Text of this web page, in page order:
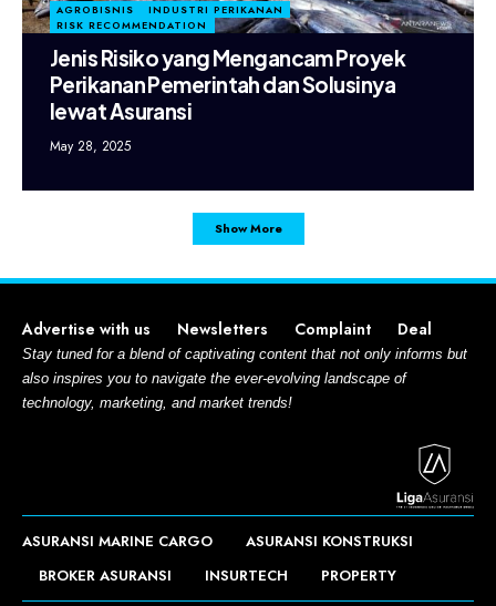
AGROBISNIS
INDUSTRI PERIKANAN
RISK RECOMMENDATION
Jenis Risiko yang Mengancam Proyek
Perikanan Pemerintah dan Solusinya
lewat Asuransi
May 28, 2025
Show More
Advertise with us Newsletters Complaint Deal
Stay tuned for a blend of captivating content that not only informs but
also inspires you to navigate the ever-evolving landscape of
technology, marketing, and market trends!
ASURANSI MARINE CARGO
ASURANSI KONSTRUKSI
BROKER ASURANSI
INSURTECH PROPERTY